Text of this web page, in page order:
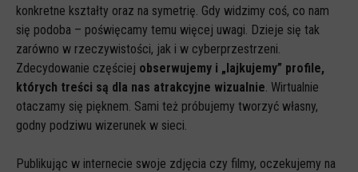
konkretne kształty oraz na symetrię. Gdy widzimy coś, co nam
się podoba – poświęcamy temu więcej uwagi. Dzieje się tak
zarówno w rzeczywistości, jak i w cyberprzestrzeni.
Zdecydowanie częściej obserwujemy i „lajkujemy” profile,
których treści są dla nas atrakcyjne wizualnie . Wirtualnie
otaczamy się pięknem. Sami też próbujemy tworzyć własny,
godny podziwu wizerunek w sieci.
Publikując w internecie swoje zdjęcia czy filmy, oczekujemy na